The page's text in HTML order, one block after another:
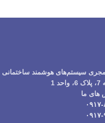
سیستم‌های هوشمند ساختمانی
های ما
۳۱۶۷
۳۹۹۶